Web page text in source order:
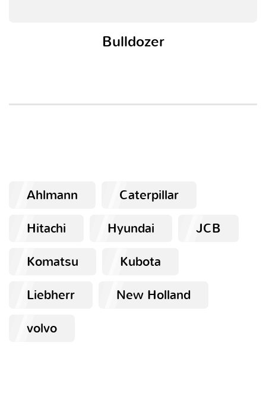
Bulldozer
Ahlmann
Caterpillar
Hitachi
Hyundai
JCB
Komatsu
Kubota
Liebherr
New Holland
volvo